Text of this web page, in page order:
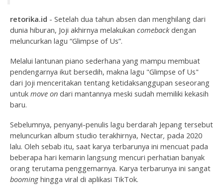
retorika.id - Setelah dua tahun absen dan menghilang dari
dunia hiburan, Joji akhirnya melakukan comebackdengan
meluncurkan lagu “Glimpse of Us”.
Melalui lantunan piano sederhana yang mampu membuat
pendengarnya ikut bersedih, makna lagu "Glimpse of Us"
dari Joji menceritakan tentang ketidaksanggupan seseorang
untuk move on dari mantannya meski sudah memiliki kekasih
baru.
Sebelumnya, penyanyi-penulis lagu berdarah Jepang tersebut
meluncurkan album studio terakhirnya, Nectar, pada 2020
lalu. Oleh sebab itu, saat karya terbarunya ini mencuat pada
beberapa hari kemarin langsung mencuri perhatian banyak
orang terutama penggemarnya. Karya terbarunya ini sangat
booming hingga viral di aplikasi TikTok.